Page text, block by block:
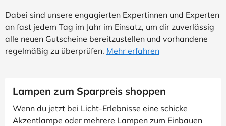
Dabei sind unsere engagierten Expertinnen und Experten
an fast jedem Tag im Jahr im Einsatz, um dir zuverlässig
alle neuen Gutscheine bereitzustellen und vorhandene
regelmäßig zu überprüfen. Mehr erfahren
Lampen zum Sparpreis shoppen
Wenn du jetzt bei Licht-Erlebnisse eine schicke
Akzentlampe oder mehrere Lampen zum Einbauen